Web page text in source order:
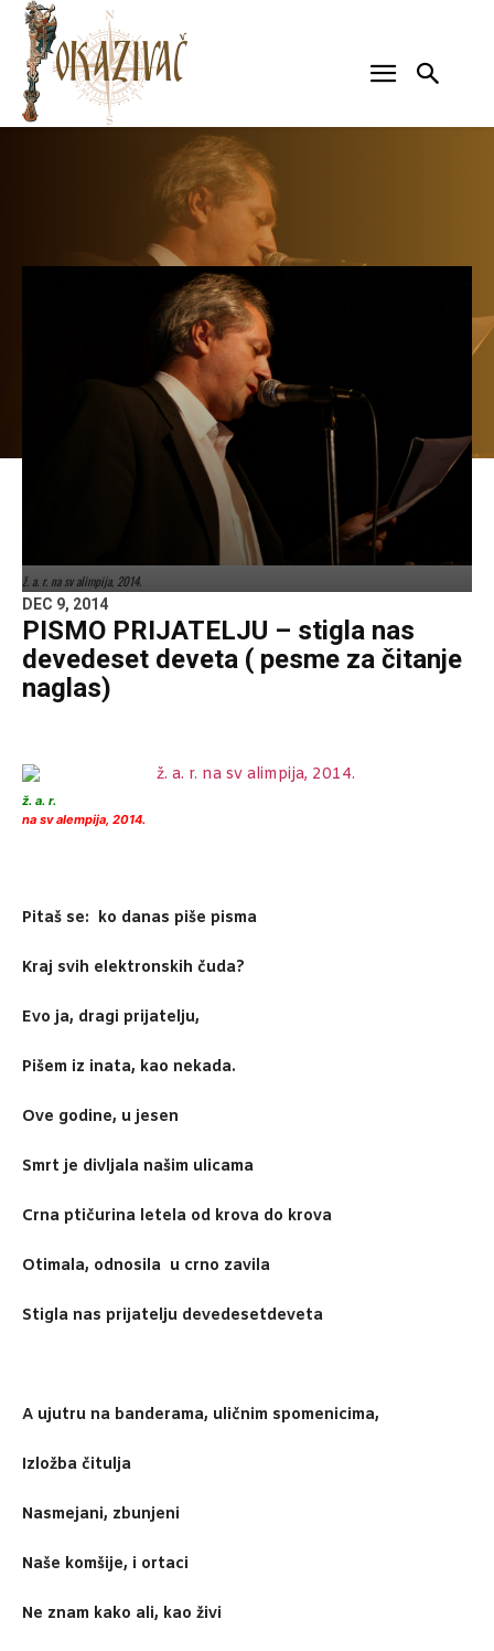
ž. a. r. na sv alimpija, 2014.
DEC 9, 2014
PISMO PRIJATELJU – stigla nas
devedeset deveta ( pesme za čitanje
naglas)
ž. a. r.
na sv alempija, 2014.
Pitaš se: ko danas piše pisma
Kraj svih elektronskih čuda?
Evo ja, dragi prijatelju,
Pišem iz inata, kao nekada.
Ove godine, u jesen
Smrt je divljala našim ulicama
Crna ptičurina letela od krova do krova
Otimala, odnosila u crno zavila
Stigla nas prijatelju devedesetdeveta
A ujutru na banderama, uličnim spomenicima,
Izložba čitulja
Nasmejani, zbunjeni
Naše komšije, i ortaci
Ne znam kako ali, kao živi